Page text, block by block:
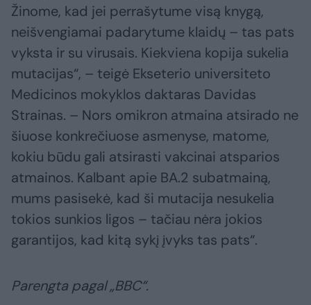
Žinome, kad jei perrašytume visą knygą,
neišvengiamai padarytume klaidų – tas pats
vyksta ir su virusais. Kiekviena kopija sukelia
mutacijas“, – teigė Ekseterio universiteto
Medicinos mokyklos daktaras Davidas
Strainas. – Nors omikron atmaina atsirado ne
šiuose konkrečiuose asmenyse, matome,
kokiu būdu gali atsirasti vakcinai atsparios
atmainos. Kalbant apie BA.2 subatmainą,
mums pasisekė, kad ši mutacija nesukelia
tokios sunkios ligos – tačiau nėra jokios
garantijos, kad kitą sykį įvyks tas pats“.
Parengta pagal „BBC“.